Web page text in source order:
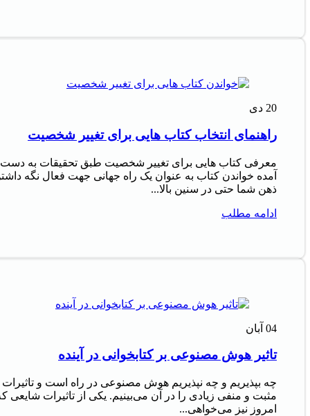
20 دی
راهنمای انتخاب کتاب هایی برای تغییر شخصیت
معرفی کتاب هایی برای تغییر شخصیت طبق تحقیقات به دست
آمده خواندن کتاب به عنوان یک راه جهانی جهت فعال نگه
ذهن شما حتی در سنین بالا...
ادامه مطلب
04 آبان
تاثیر هوش مصنوعی بر کتابخوانی در آینده
چه بپذیریم و چه نپذیریم هوش مصنوعی در راه است و تاثیرات
مثبت و منفی زیادی را در آن می‌بینیم. یکی از تاثیرات شایعی
امروز نیز می‌خواهی...